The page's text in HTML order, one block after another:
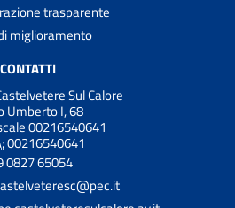
trasparente
miglioramento
CONTATTI
Sul Calore
Umberto I, 68
00216540641
00216540641
0827 65054